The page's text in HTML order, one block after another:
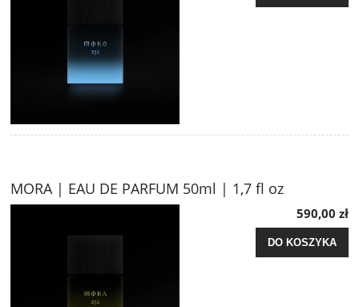
MORA | EAU DE PARFUM 50ml | 1,7 fl oz
590,00 zł
DO KOSZYKA